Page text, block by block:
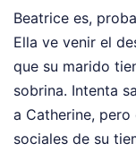
Beatrice es,
Ella ve venir el
que su marido
sobrina. Intenta
a Catherine,
sociales de su